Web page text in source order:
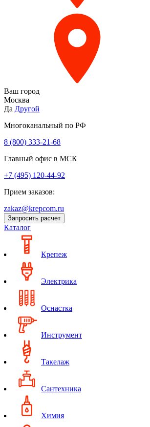
Ваш город
Москва
Да Другой
Многоканальный по РФ
8 (800) 333‑21-68
Главный офис в МСК
+7 (495) 120-44-92
Прием заказов:
zakaz@krepcom.ru
Запросить расчет
Каталог
Крепеж
Электрика
Оснастка
Инструмент
Такелаж
Сантехника
Химия